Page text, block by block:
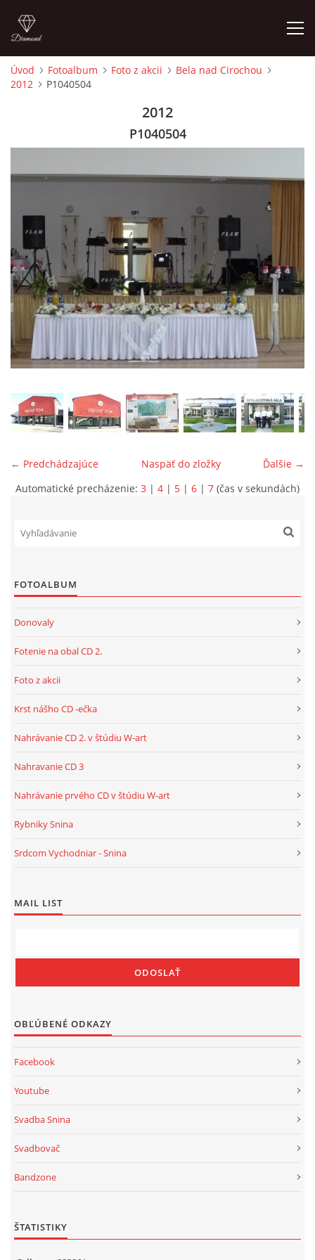
ÚVOD
FOTOALBUM
AUDIO - VIDEO
VIDEOKLIPY
NÁVŠTEVNÁ KNIHA
ONÁS
Úvod Fotoalbum Foto z akcii
Bela nad Cirochou
2012
P1040504
2012
P1040504
← Predchádzajúce Ďalšie →
Naspäť do zložky
Automatické precházenie: 3 | 4 | 5 | 6 | 7 (čas v sekundách)
FOTOALBUM
Donovaly
Fotenie na obal CD 2.
Foto z akcii
Krst nášho CD -ečka
Nahrávanie CD 2. v štúdiu W-art
Nahravanie CD 3
Nahrávanie prvého CD v štúdiu W-art
Rybniky Snina
Srdcom Vychodniar - Snina
MAIL LIST
OBĽÚBENÉ ODKAZY
Facebook
Youtube
Svadba Snina
Svadbovač
Bandzone
ŠTATISTIKY